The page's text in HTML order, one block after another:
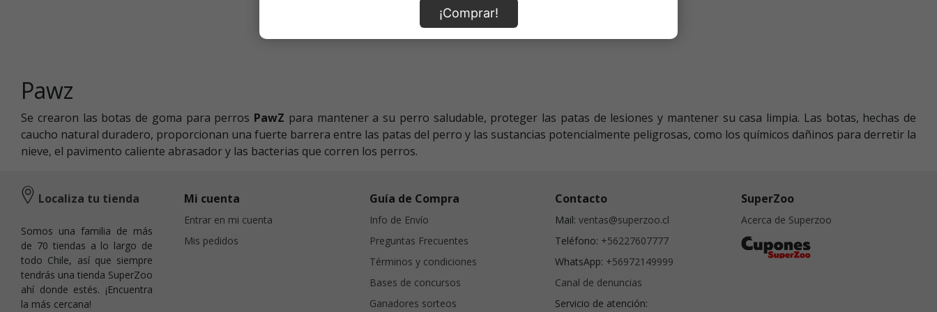
¡Comprar!
Pawz
Se crearon las botas de goma para perros PawZ para mantener a su perro saludable, proteger las patas de lesiones y mantener su casa limpia. Las botas, hechas de
caucho natural duradero, proporcionan una fuerte barrera entre las patas del perro y las sustancias potencialmente peligrosas, como los químicos dañinos para derretir la
nieve, el pavimento caliente abrasador y las bacterias que corren los perros.
Localiza tu tienda
Somos una familia de más
de 70 tiendas a lo largo de
todo Chile, así que siempre
tendrás una tienda SuperZoo
ahí donde estés. ¡Encuentra
la más cercana!
Mi cuenta
Entrar en mi cuenta
Mis pedidos
Guía de Compra
Info de Envío
Preguntas Frecuentes
Términos y condiciones
Bases de concursos
Ganadores sorteos
Contacto
Mail: ventas@superzoo.cl
Teléfono: +56227607777
WhatsApp: +56972149999
Canal de denuncias
Servicio de atención:
SuperZoo
Acerca de Superzoo